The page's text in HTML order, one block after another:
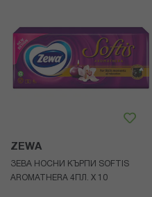
ZEWA
ЗЕВА НОСНИ КЪРПИ SOFTIS
AROMATHERA 4ПЛ. Х 10